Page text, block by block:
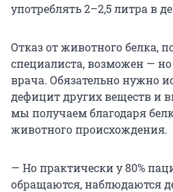
употреблять 2–2,5 литра в
Отказ от животного белка,
специалиста, возможен —
врача. Обязательно нужно
дефицит других веществ и
мы получаем благодаря
животного происхождения.
— Но практически у 80%
обращаются, наблюдаются